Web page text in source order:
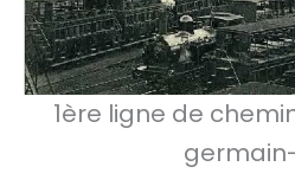
1ère ligne de